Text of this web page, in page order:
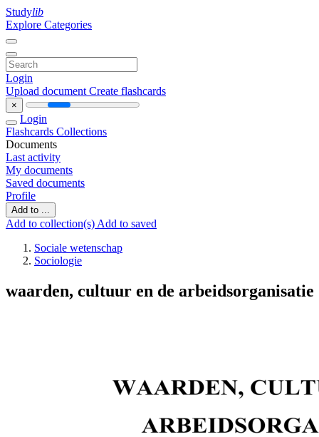
Studylib
Explore Categories
Login
Upload document Create flashcards
×
Login
Flashcards Collections
Documents
Last activity
My documents
Saved documents
Profile
Add to ...
Add to collection(s) Add to saved
Sociale wetenschap
Sociologie
waarden, cultuur en de arbeidsorganisatie